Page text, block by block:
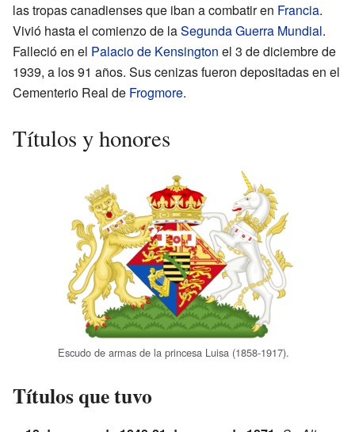
las tropas canadienses que iban a combatir en Francia.
Vivió hasta el comienzo de laSegunda Guerra Mundial.
Falleció en el Palacio de Kensington el 3 de diciembre de
1939, a los 91 años. Sus cenizas fueron depositadas en el
Cementerio Real de Frogmore.
Títulos y honores
Escudo de armas de la princesa Luisa (1858-1917).
Títulos que tuvo